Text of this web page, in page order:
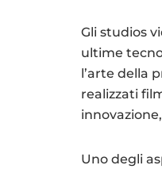
Gli studios
ultime
l’arte della
realizzati
Uno degli